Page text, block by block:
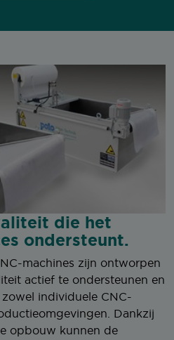
die het
ondersteunt.
machines zijn ontworpen
actief te ondersteunen en
individuele CNC-
Dankzij
opbouw kunnen de